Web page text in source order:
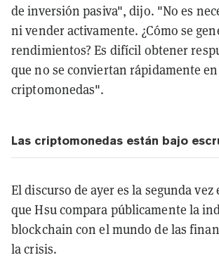
de inversión pasiva", dijo. "No es
ni vender activamente. ¿Cómo se
rendimientos? Es difícil obtener
que no se conviertan rápidamente
criptomonedas".
Las criptomonedas están bajo
El discurso de ayer es la segunda vez
que Hsu compara públicamente la
blockchain con el mundo de las
la crisis.